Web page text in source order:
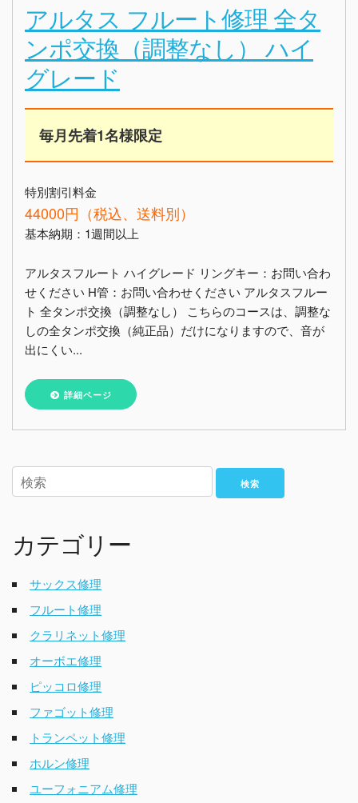
アルタス フルート修理 全タ
ンポ交換（調整なし） ハイ
グレード
毎月先着1名様限定
特別割引料金
44000円（税込、送料別）
基本納期：1週間以上
アルタスフルート ハイグレード リングキー：お問い合わ
せください H管：お問い合わせください アルタスフルー
ト 全タンポ交換（調整なし） こちらのコースは、調整な
しの全タンポ交換（純正品）だけになりますので、音が
出にくい...
詳細ページ
検索
カテゴリー
サックス修理
フルート修理
クラリネット修理
オーボエ修理
ピッコロ修理
ファゴット修理
トランペット修理
ホルン修理
ユーフォニアム修理